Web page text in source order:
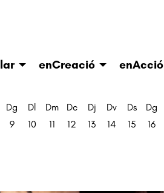
enCreació enAcció
Dg
9
Dl
10
Dm
11
Dc
12
Dj
13
Dv
14
Ds
15
Dg
16